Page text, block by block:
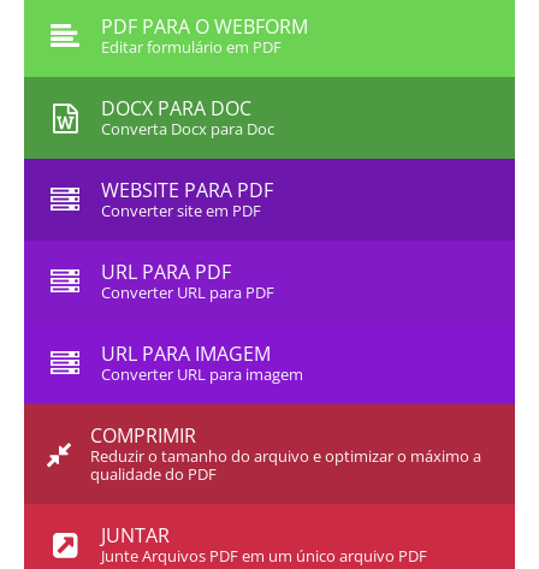
PDF PARA O WEBFORM
Editar formulário em PDF
DOCX PARA DOC
Converta Docx para Doc
WEBSITE PARA PDF
Converter site em PDF
URL PARA PDF
Converter URL para PDF
URL PARA IMAGEM
Converter URL para imagem
COMPRIMIR
Reduzir o tamanho do arquivo e optimizar o máximo a
qualidade do PDF
JUNTAR
Junte Arquivos PDF em um único arquivo PDF